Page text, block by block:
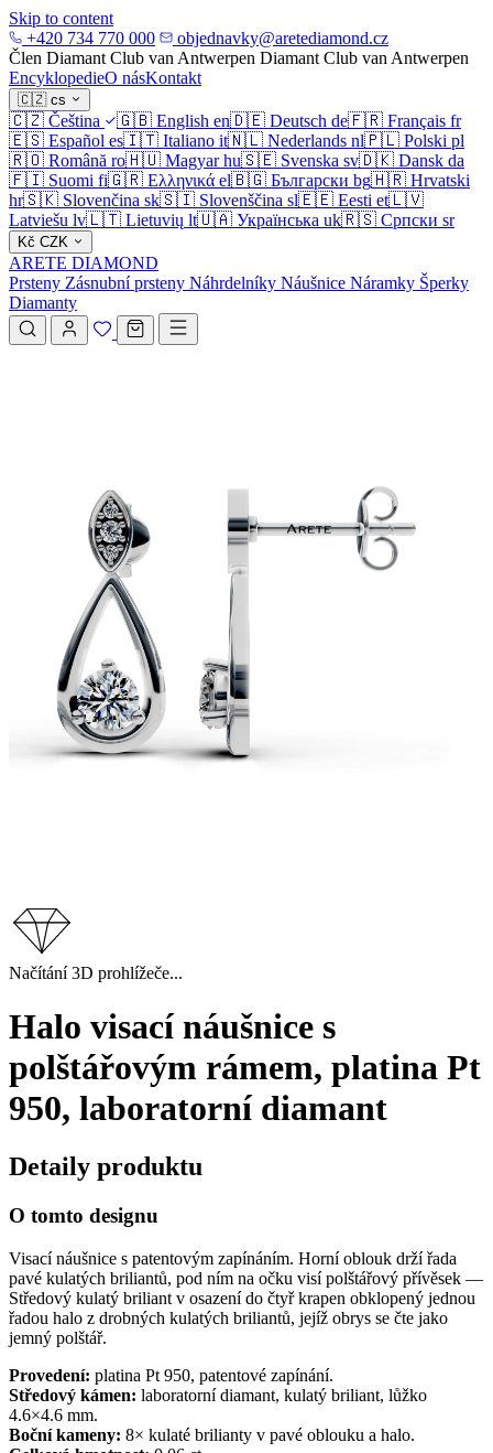
Skip to content
+420 734 770 000
objednavky@aretediamond.cz
Člen Diamant Club van Antwerpen Diamant Club van Antwerpen
EncyklopedieO násKontakt
🇨🇿 cs
🇨🇿 Čeština 🇬🇧 English en🇩🇪 Deutsch de🇫🇷 Français fr
🇪🇸 Español es🇮🇹 Italiano it🇳🇱 Nederlands nl🇵🇱 Polski pl
🇷🇴 Română ro🇭🇺 Magyar hu🇸🇪 Svenska sv🇩🇰 Dansk da
🇫🇮 Suomi fi🇬🇷 Ελληνικά el🇧🇬 Български bg🇭🇷 Hrvatski
hr🇸🇰 Slovenčina sk🇸🇮 Slovenščina sl🇪🇪 Eesti et🇱🇻
Latviešu lv🇱🇹 Lietuvių lt🇺🇦 Українська uk🇷🇸 Српски sr
Kč CZK
ARETE DIAMOND
Prsteny Zásnubní prsteny Náhrdelníky Náušnice Náramky Šperky
Diamanty
Načítání 3D prohlížeče...
Halo visací náušnice s
polštářovým rámem, platina Pt
950, laboratorní diamant
Detaily produktu
O tomto designu
Visací náušnice s patentovým zapínáním. Horní oblouk drží řada
pavé kulatých briliantů, pod ním na očku visí polštářový přívěsek —
Středový kulatý briliant v osazení do čtyř krapen obklopený jednou
řadou halo z drobných kulatých briliantů, jejíž obrys se čte jako
jemný polštář.
Provedení: platina Pt 950, patentové zapínání.
Středový kámen: laboratorní diamant, kulatý briliant, lůžko
4.6×4.6 mm.
Boční kameny: 8× kulaté brilianty v pavé oblouku a halo.